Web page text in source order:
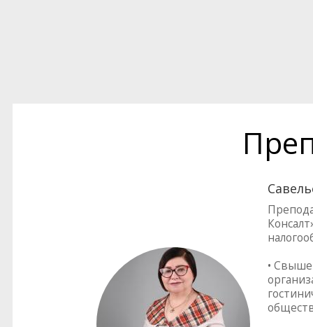
• Свыше